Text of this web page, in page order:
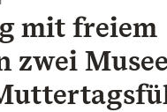
mit freiem